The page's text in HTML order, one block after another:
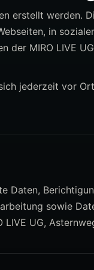
erstellt werden.
in
der MIRO LIVE
jederzeit vor
Daten,
sowie
UG,